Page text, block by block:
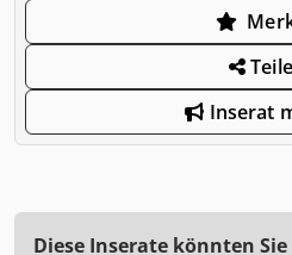
Inserat
Diese Inserate könnten